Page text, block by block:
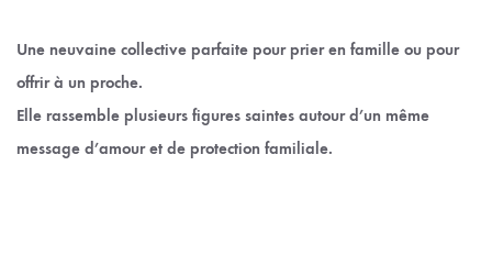
Une neuvaine collective parfaite pour prier en famille ou pour
offrir à un proche.
Elle rassemble plusieurs figures saintes autour d’un même
message d’amour et de protection familiale.